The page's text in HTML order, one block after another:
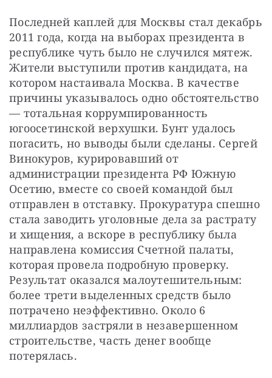
Последней каплей для Москвы стал декабрь
2011 года, когда на выборах президента в
республике чуть было не случился мятеж.
Жители выступили против кандидата, на
котором настаивала Москва. В качестве
причины указывалось одно обстоятельство
— тотальная коррумпированность
югоосетинской верхушки. Бунт удалось
погасить, но выводы были сделаны. Сергей
Винокуров, курировавший от
администрации президента РФ Южную
Осетию, вместе со своей командой был
отправлен в отставку. Прокуратура спешно
стала заводить уголовные дела за растрату
и хищения, а вскоре в республику была
направлена комиссия Счетной палаты,
которая провела подробную проверку.
Результат оказался малоутешительным:
более трети выделенных средств было
потрачено неэффективно. Около 6
миллиардов застряли в незавершенном
строительстве, часть денег вообще
потерялась.